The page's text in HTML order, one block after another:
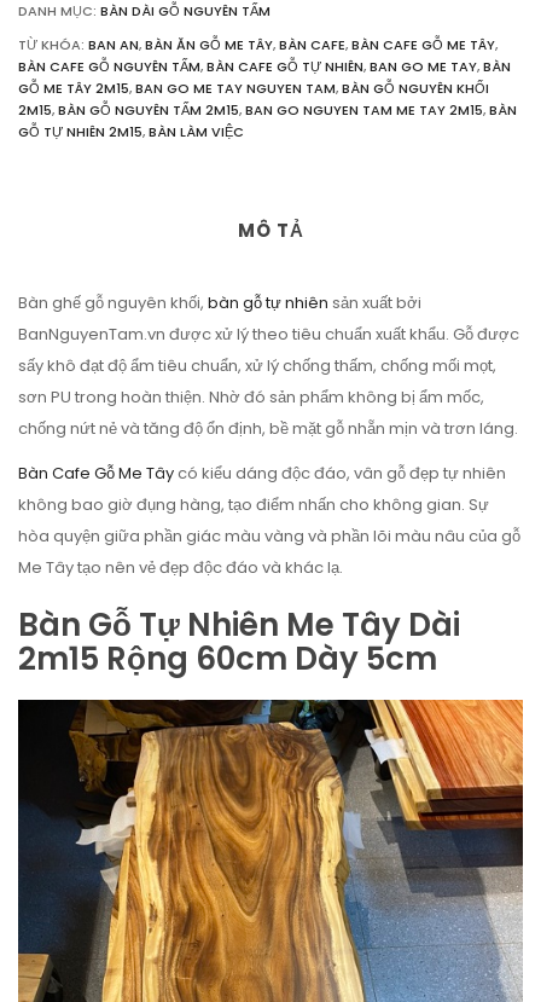
DANH MỤC: BÀN DÀI GỖ NGUYÊN TẤM
TỪ KHÓA: BAN AN,BÀN ĂN GỖ ME TÂY,BÀN CAFE,BÀN CAFE GỖ ME TÂY,
BÀN CAFE GỖ NGUYÊN TẤM,BÀN CAFE GỖ TỰ NHIÊN,BAN GO ME TAY,BÀN
GỖ ME TÂY 2M15,BAN GO ME TAY NGUYEN TAM,BÀN GỖ NGUYÊN KHỐI
2M15,BÀN GỖ NGUYÊN TẤM 2M15,BAN GO NGUYEN TAM ME TAY 2M15,BÀN
GỖ TỰ NHIÊN 2M15,BÀN LÀM VIỆC
MÔ TẢ
Bàn ghế gỗ nguyên khối, bàn gỗ tự nhiên sản xuất bởi
BanNguyenTam.vn được xử lý theo tiêu chuẩn xuất khẩu. Gỗ được
sấy khô đạt độ ẩm tiêu chuẩn, xử lý chống thấm, chống mối mọt,
sơn PU trong hoàn thiện. Nhờ đó sản phẩm không bị ẩm mốc,
chống nứt nẻ và tăng độ ổn định, bề mặt gỗ nhẵn mịn và trơn láng.
Bàn Cafe Gỗ Me Tâycó kiểu dáng độc đáo, vân gỗ đẹp tự nhiên
không bao giờ đụng hàng, tạo điểm nhấn cho không gian. Sự
hòa quyện giữa phần giác màu vàng và phần lõi màu nâu của gỗ
Me Tây tạo nên vẻ đẹp độc đáo và khác lạ.
Bàn Gỗ Tự Nhiên Me Tây Dài
2m15 Rộng 60cm Dày 5cm